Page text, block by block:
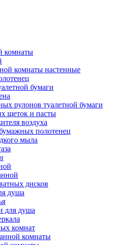
комнаты
комнаты настенные
бумаги
рулонов туалетной бумаги
щеток и пасты
воздуха
полотенец
мыла
дисков
душа
для душа
комнат
комнаты